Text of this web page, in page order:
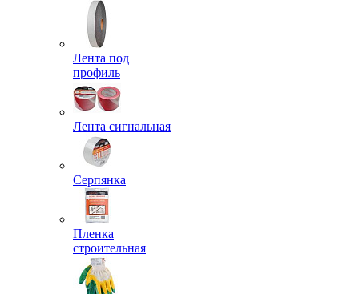
Лента под
профиль
Лента сигнальная
Серпянка
Пленка
строительная